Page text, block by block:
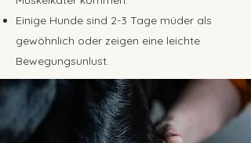
Einige Hunde sind 2-3 Tage müder als
gewöhnlich oder zeigen eine leichte
Bewegungsunlust.